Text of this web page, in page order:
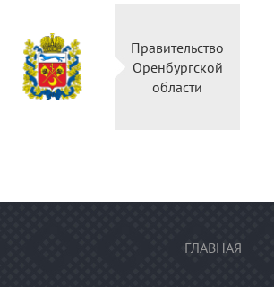
Правительство
Оренбургской
области
ГЛАВНАЯ